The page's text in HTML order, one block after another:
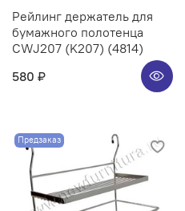
Рейлинг держатель для
бумажного полотенца
CWJ207 (K207) (4814)
580 ₽
Предзаказ